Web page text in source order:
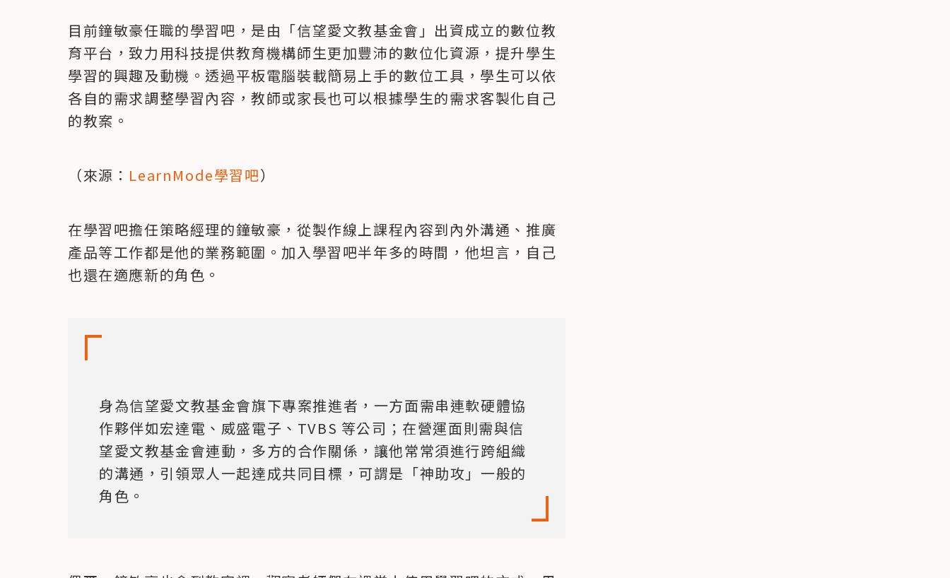
目前鐘敏豪任職的學習吧，是由「信望愛文教基金會」出資成立的數位教
育平台，致力用科技提供教育機構師生更加豐沛的數位化資源，提升學生
學習的興趣及動機。透過平板電腦裝載簡易上手的數位工具，學生可以依
各自的需求調整學習內容，教師或家長也可以根據學生的需求客製化自己
的教案。
（來源： LearnMode學習吧）
在學習吧擔任策略經理的鐘敏豪，從製作線上課程內容到內外溝通、推廣
產品等工作都是他的業務範圍。加入學習吧半年多的時間，他坦言，自己
也還在適應新的角色。
身為信望愛文教基金會旗下專案推進者，一方面需串連軟硬體協
作夥伴如宏達電、威盛電子、TVBS 等公司；在營運面則需與信
望愛文教基金會連動，多方的合作關係，讓他常常須進行跨組織
的溝通，引領眾人一起達成共同目標，可謂是「神助攻」一般的
角色。